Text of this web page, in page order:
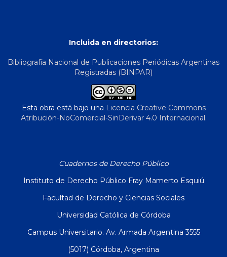
Incluida en directorios:
Bibliografía Nacional de Publicaciones Periódicas Argentinas
Registradas (BINPAR)
Esta obra está bajo una Licencia Creative Commons
Atribución-NoComercial-SinDerivar 4.0 Internacional.
Cuadernos de Derecho Público
Instituto de Derecho Público Fray Mamerto Esquiú
Facultad de Derecho y Ciencias Sociales
Universidad Católica de Córdoba
Campus Universitario. Av. Armada Argentina 3555
(5017) Córdoba, Argentina